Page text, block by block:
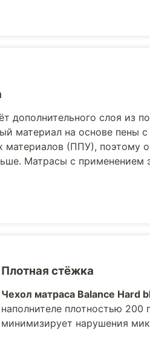
дополнительного слоя из
материал на основе пены
(ППУ), поэтому
Матрасы с
Плотная стёжка
Чехол матраса Balance Hard
наполнителе плотностью
минимизирует нарушения